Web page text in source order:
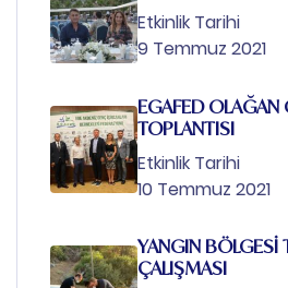
Etkinlik Tarihi
9 Temmuz 2021
EGAFED OLAĞAN
TOPLANTISI
Etkinlik Tarihi
10 Temmuz 2021
YANGIN BÖLGESİ
ÇALIŞMASI